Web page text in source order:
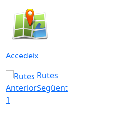
Accedeix
Rutes
AnteriorSegüent
1